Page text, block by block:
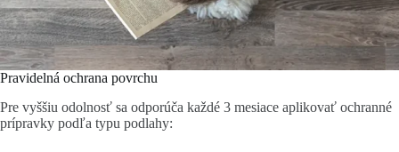
Pravidelná ochrana povrchu
Pre vyššiu odolnosť sa odporúča každé 3 mesiace aplikovať ochranné
prípravky podľa typu podlahy: